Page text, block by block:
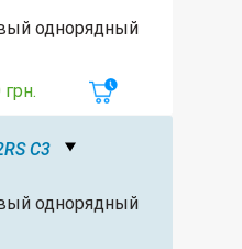
однорядный
грн.
C3
однорядный